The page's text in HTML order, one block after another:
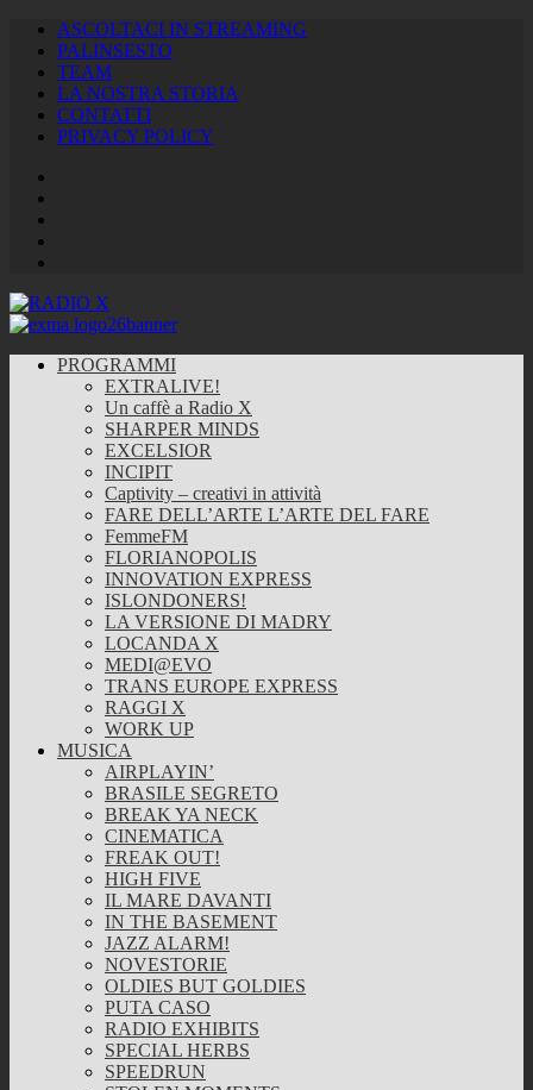
ASCOLTACI IN STREAMING
PALINSESTO
TEAM
LA NOSTRA STORIA
CONTATTI
PRIVACY POLICY
PROGRAMMI
EXTRALIVE!
Un caffè a Radio X
SHARPER MINDS
EXCELSIOR
INCIPIT
Captivity – creativi in attività
FARE DELL’ARTE L’ARTE DEL FARE
FemmeFM
FLORIANOPOLIS
INNOVATION EXPRESS
ISLONDONERS!
LA VERSIONE DI MADRY
LOCANDA X
MEDI@EVO
TRANS EUROPE EXPRESS
RAGGI X
WORK UP
MUSICA
AIRPLAYIN’
BRASILE SEGRETO
BREAK YA NECK
CINEMATICA
FREAK OUT!
HIGH FIVE
IL MARE DAVANTI
IN THE BASEMENT
JAZZ ALARM!
NOVESTORIE
OLDIES BUT GOLDIES
PUTA CASO
RADIO EXHIBITS
SPECIAL HERBS
SPEEDRUN